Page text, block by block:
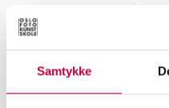
Samtykke
https://